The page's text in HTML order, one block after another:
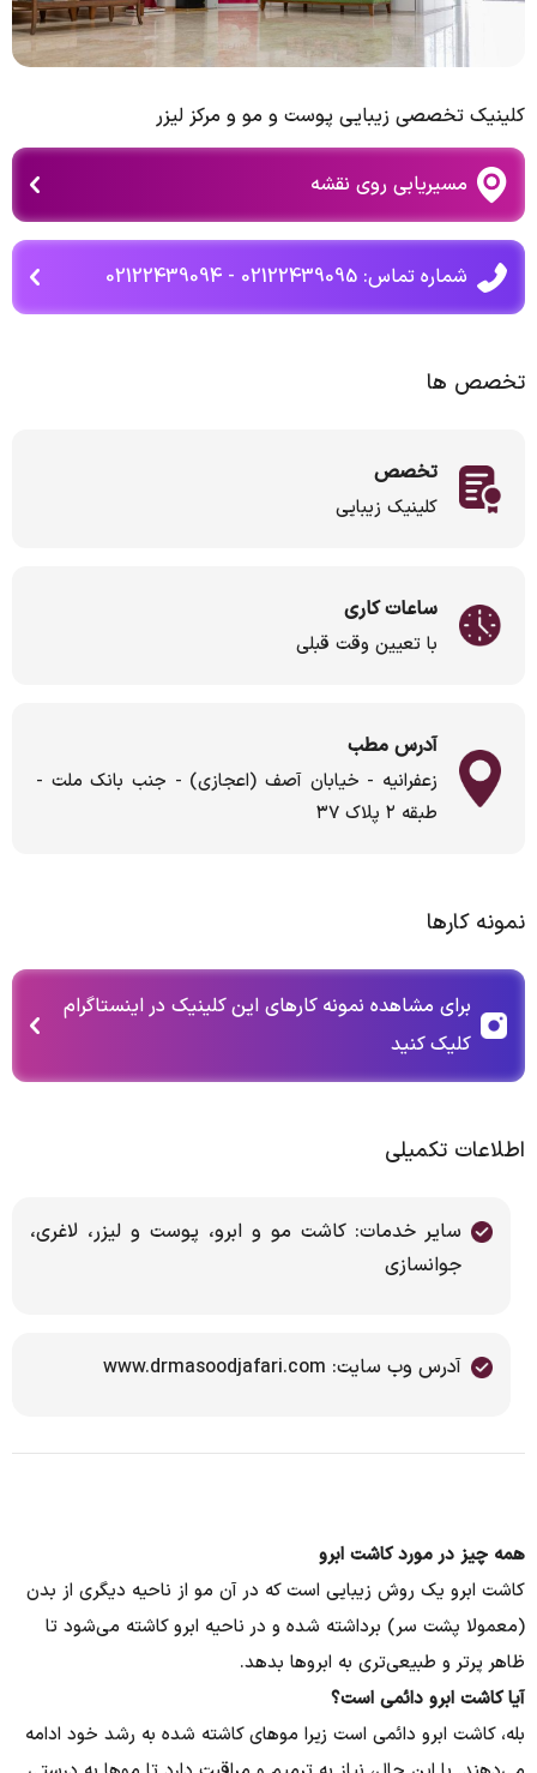
کلینیک تخصصی زیبایی پوست و مو و مرکز لیزر
مسیریابی روی نقشه
شماره تماس: 02122439095 - 02122439094
تخصص ها
تخصص
کلینیک زیبایی
ساعات کاری
با تعیین وقت قبلی
آدرس مطب
زعفرانیه - خیابان آصف (اعجازی) - جنب بانک ملت -
طبقه ۲ پلاک ۳۷
نمونه کارها
برای مشاهده نمونه کارهای این کلینیک در اینستاگرام
کلیک کنید
اطلاعات تکمیلی
سایر خدمات: کاشت مو و ابرو، پوست و لیزر، لاغری،
جوانسازی
آدرس وب سایت: www.drmasoodjafari.com
همه چیز در مورد کاشت ابرو
کاشت ابرو یک روش زیبایی است که در آن مو از ناحیه دیگری از بدن
(معمولا پشت سر) برداشته شده و در ناحیه ابرو کاشته می‌شود تا
ظاهر پرتر و طبیعی‌تری به ابروها بدهد.
آیا کاشت ابرو دائمی است؟
بله، کاشت ابرو دائمی است زیرا موهای کاشته شده به رشد خود ادامه